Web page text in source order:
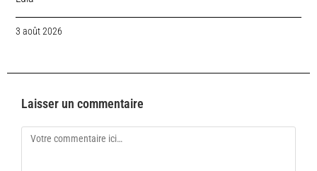
3 août 2026
Laisser un commentaire